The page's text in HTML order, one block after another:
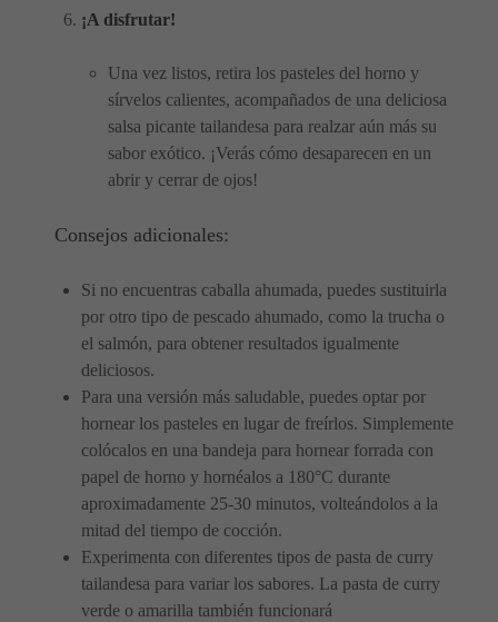
¡A disfrutar!
Una vez listos, retira los pasteles del horno y
sírvelos calientes, acompañados de una deliciosa
salsa picante tailandesa para realzar aún más su
sabor exótico. ¡Verás cómo desaparecen en un
abrir y cerrar de ojos!
Consejos adicionales:
Si no encuentras caballa ahumada, puedes sustituirla
por otro tipo de pescado ahumado, como la trucha o
el salmón, para obtener resultados igualmente
deliciosos.
Para una versión más saludable, puedes optar por
hornear los pasteles en lugar de freírlos. Simplemente
colócalos en una bandeja para hornear forrada con
papel de horno y hornéalos a 180°C durante
aproximadamente 25-30 minutos, volteándolos a la
mitad del tiempo de cocción.
Experimenta con diferentes tipos de pasta de curry
tailandesa para variar los sabores. La pasta de curry
verde o amarilla también funcionará